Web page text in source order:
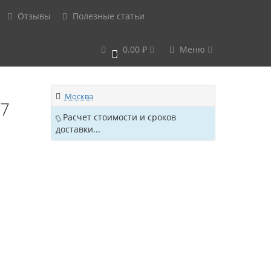
Отзывы Полезные статьи
0 0.00 ₽ Меню
Москва
Расчет стоимости и сроков
доставки...